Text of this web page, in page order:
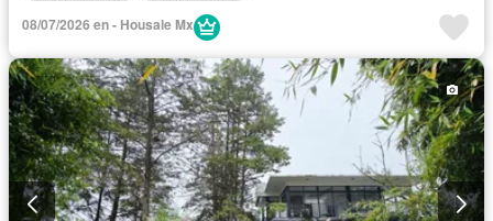
08/07/2026 en - Housale Mx